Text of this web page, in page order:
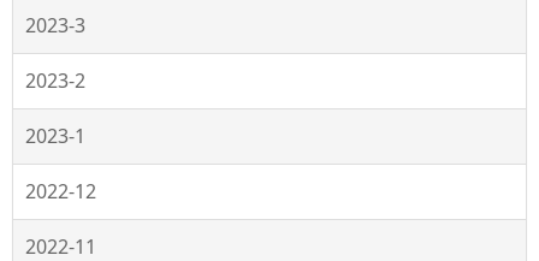
2023-3
2023-2
2023-1
2022-12
2022-11